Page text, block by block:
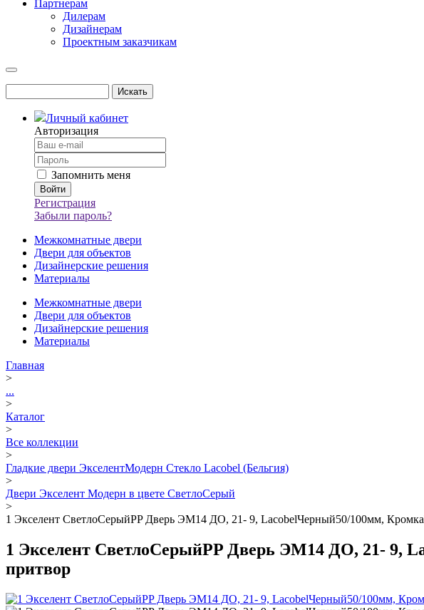
Партнерам
Дилерам
Дизайнерам
Проектным заказчикам
Личный кабинет
Авторизация
Запомнить меня
Регистрация
Забыли пароль?
Межкомнатные двери
Двери для объектов
Дизайнерские решения
Материалы
Межкомнатные двери
Двери для объектов
Дизайнерские решения
Материалы
Главная
>
...
>
Каталог
>
Все коллекции
>
Гладкие двери ЭкселентМодерн Стекло Lacobel (Бельгия)
>
Двери Экселент Модерн в цвете СветлоСерый
>
1 Экселент СветлоСерыйPP Дверь ЭМ14 ДО, 21- 9, LacobelЧерный50/100мм,
1 Экселент СветлоСерыйPP Дверь ЭМ14 ДО, 21- 9,
притвор